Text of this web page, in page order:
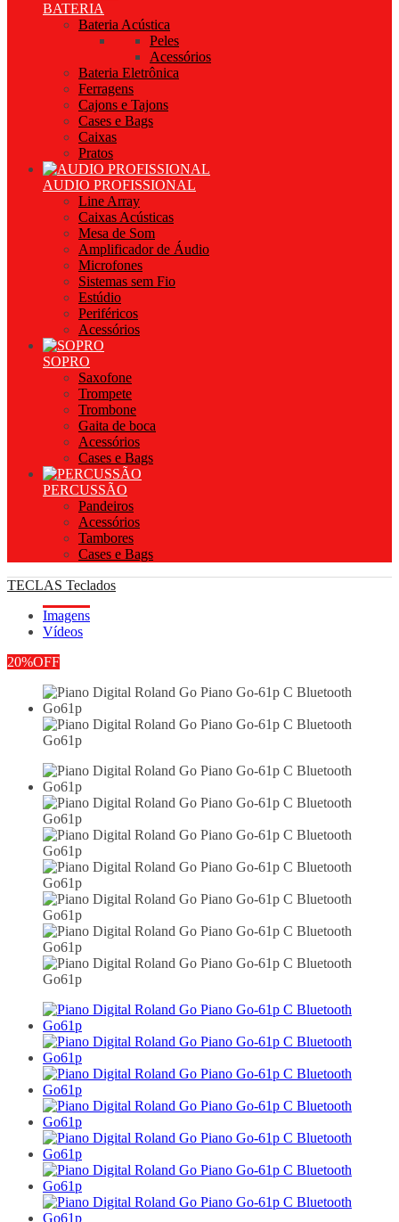
BATERIA
Bateria Acústica
Peles
Acessórios
Bateria Eletrônica
Ferragens
Cajons e Tajons
Cases e Bags
Caixas
Pratos
AUDIO PROFISSIONAL
Line Array
Caixas Acústicas
Mesa de Som
Amplificador de Áudio
Microfones
Sistemas sem Fio
Estúdio
Periféricos
Acessórios
SOPRO
Saxofone
Trompete
Trombone
Gaita de boca
Acessórios
Cases e Bags
PERCUSSÃO
Pandeiros
Acessórios
Tambores
Cases e Bags
TECLAS Teclados
Imagens
Vídeos
20%OFF